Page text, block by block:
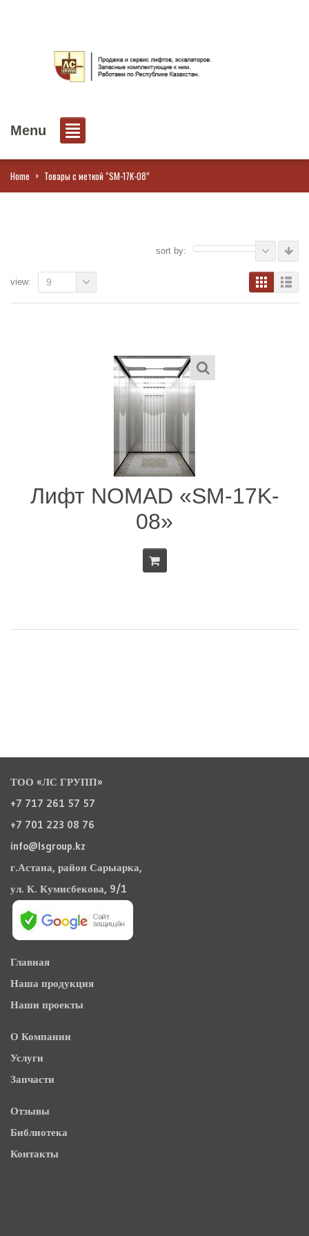
Menu
Home > Товары с меткой “SM-17K-08”
sort by:
view: 9
Лифт NOMAD «SM-17K-
08»
ТОО «ЛС ГРУПП»
+7 717 261 57 57
+7 701 223 08 76
info@lsgroup.kz
г.Астана, район Сарыарка,
ул. К. Кумисбекова, 9/1
Главная
Наша продукция
Наши проекты
О Компании
Услуги
Запчасти
Отзывы
Библиотека
Контакты